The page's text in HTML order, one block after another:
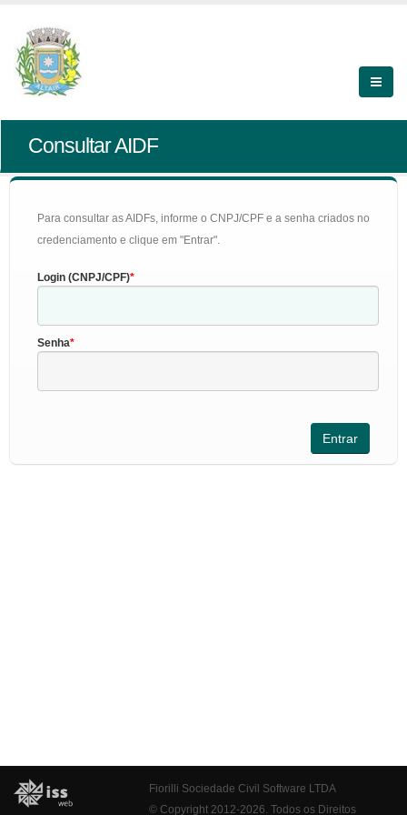
Consultar AIDF
Para consultar as AIDFs, informe o CNPJ/CPF e a senha criados no
credenciamento e clique em "Entrar".
Login (CNPJ/CPF)
Senha
Fiorilli Sociedade Civil Software LTDA
© Copyright 2012-2026. Todos os Direitos